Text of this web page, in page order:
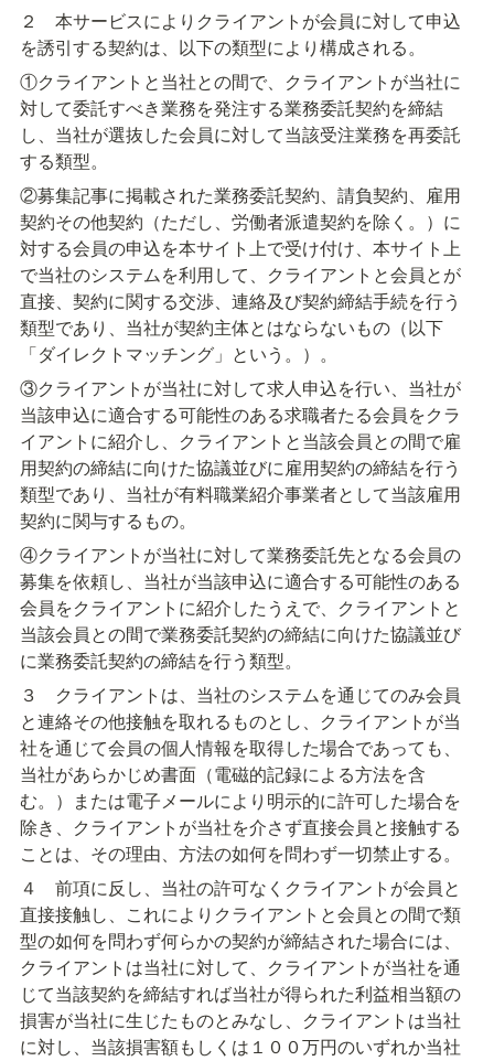
２　本サービスによりクライアントが会員に対して申込
を誘引する契約は、以下の類型により構成される。
①クライアントと当社との間で、クライアントが当社に
対して委託すべき業務を発注する業務委託契約を締結
し、当社が選抜した会員に対して当該受注業務を再委託
する類型。
②募集記事に掲載された業務委託契約、請負契約、雇用
契約その他契約（ただし、労働者派遣契約を除く。）に
対する会員の申込を本サイト上で受け付け、本サイト上
で当社のシステムを利用して、クライアントと会員とが
直接、契約に関する交渉、連絡及び契約締結手続を行う
類型であり、当社が契約主体とはならないもの（以下
「ダイレクトマッチング」という。）。
③クライアントが当社に対して求人申込を行い、当社が
当該申込に適合する可能性のある求職者たる会員をクラ
イアントに紹介し、クライアントと当該会員との間で雇
用契約の締結に向けた協議並びに雇用契約の締結を行う
類型であり、当社が有料職業紹介事業者として当該雇用
契約に関与するもの。
④クライアントが当社に対して業務委託先となる会員の
募集を依頼し、当社が当該申込に適合する可能性のある
会員をクライアントに紹介したうえで、クライアントと
当該会員との間で業務委託契約の締結に向けた協議並び
に業務委託契約の締結を行う類型。
３　クライアントは、当社のシステムを通じてのみ会員
と連絡その他接触を取れるものとし、クライアントが当
社を通じて会員の個人情報を取得した場合であっても、
当社があらかじめ書面（電磁的記録による方法を含
む。）または電子メールにより明示的に許可した場合を
除き、クライアントが当社を介さず直接会員と接触する
ことは、その理由、方法の如何を問わず一切禁止する。
４　前項に反し、当社の許可なくクライアントが会員と
直接接触し、これによりクライアントと会員との間で類
型の如何を問わず何らかの契約が締結された場合には、
クライアントは当社に対して、クライアントが当社を通
じて当該契約を締結すれば当社が得られた利益相当額の
損害が当社に生じたものとみなし、クライアントは当社
に対し、当該損害額もしくは１００万円のいずれか当社